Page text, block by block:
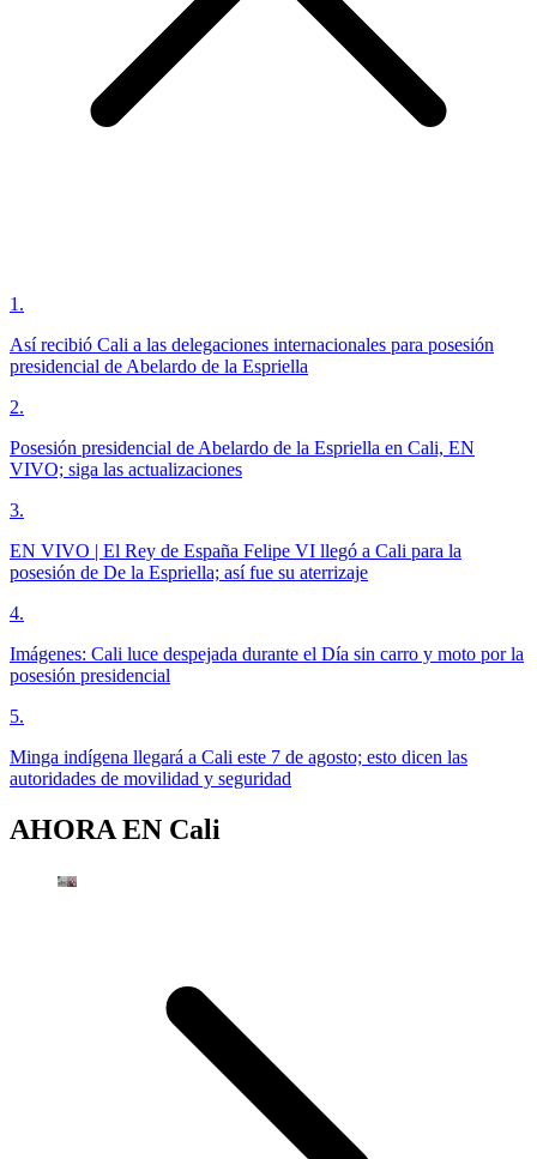
1 .
Así recibió Cali a las delegaciones internacionales para posesión
presidencial de Abelardo de la Espriella
2.
Posesión presidencial de Abelardo de la Espriella en Cali, EN
VIVO; siga las actualizaciones
3.
EN VIVO | El Rey de España Felipe VI llegó a Cali para la
posesión de De la Espriella; así fue su aterrizaje
4.
Imágenes: Cali luce despejada durante el Día sin carro y moto por la
posesión presidencial
5.
Minga indígena llegará a Cali este 7 de agosto; esto dicen las
autoridades de movilidad y seguridad
AHORA EN Cali